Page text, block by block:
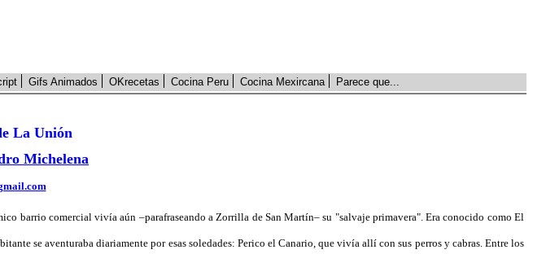
Gifs Animados OKrecetas Cocina Peru Cocina Mexircana Parece que...
La Unión
Michelena
barrio comercial vivía aún –parafraseando a Zorrilla de San Martín– su "salvaje primavera". Era conocido como El
se aventuraba diariamente por esas soledades: Perico el Canario, que vivía allí con sus perros y cabras. Entre los